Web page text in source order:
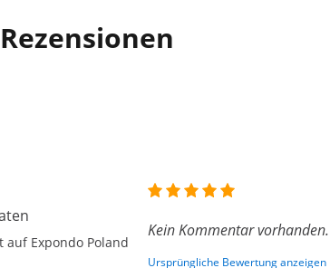
auf Expondo Poland
Kein Kommentar vorhanden.
Ursprüngliche Bewertung anzeigen